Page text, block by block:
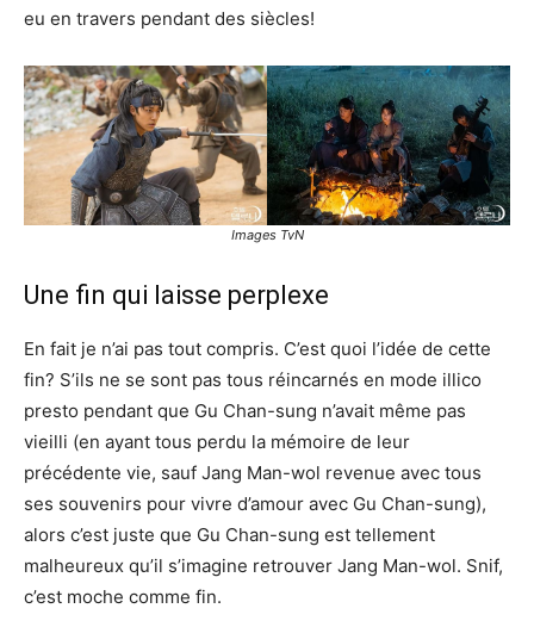
eu en travers pendant des siècles!
Images TvN
Une fin qui laisse perplexe
En fait je n’ai pas tout compris. C’est quoi l’idée de cette
fin? S’ils ne se sont pas tous réincarnés en mode illico
presto pendant que Gu Chan-sung n’avait même pas
vieilli (en ayant tous perdu la mémoire de leur
précédente vie, sauf Jang Man-wol revenue avec tous
ses souvenirs pour vivre d’amour avec Gu Chan-sung),
alors c’est juste que Gu Chan-sung est tellement
malheureux qu’il s’imagine retrouver Jang Man-wol. Snif,
c’est moche comme fin.